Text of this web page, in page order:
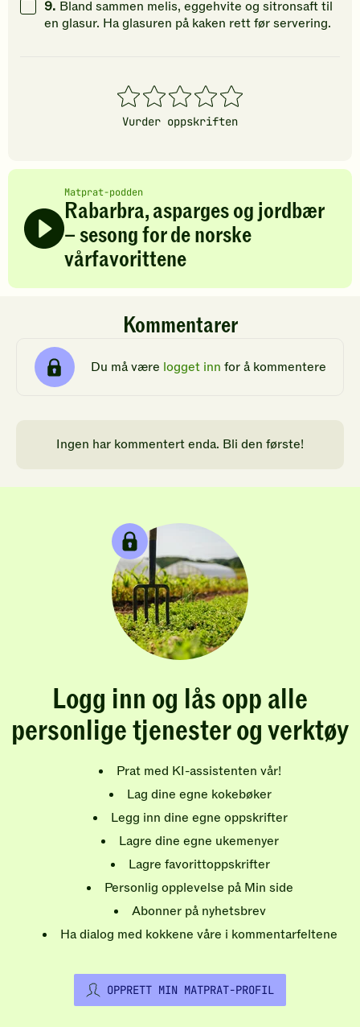
9. Bland sammen melis, eggehvite og sitronsaft til
en glasur. Ha glasuren på kaken rett før servering.
1
stjerner
2
stjerner
3
stjerner
4
stjerner
5
stjerner
Vurder oppskriften
Matprat-podden
Rabarbra, asparges og jordbær
– sesong for de norske
vårfavorittene
Kommentarer
Du må være logget inn for å kommentere
Ingen har kommentert enda. Bli den første!
Logg inn og lås opp alle
personlige tjenester og verktøy
Prat med KI-assistenten vår!
Lag dine egne kokebøker
Legg inn dine egne oppskrifter
Lagre dine egne ukemenyer
Lagre favorittoppskrifter
Personlig opplevelse på Min side
Abonner på nyhetsbrev
Ha dialog med kokkene våre i kommentarfeltene
OPPRETT MIN MATPRAT-PROFIL